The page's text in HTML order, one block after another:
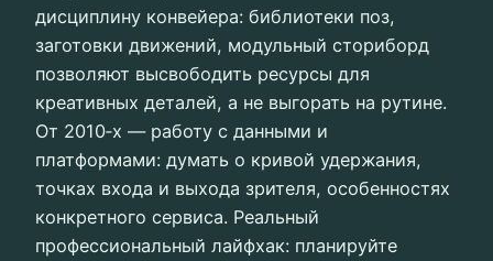
дисциплину конвейера: библиотеки поз,
заготовки движений, модульный сториборд
позволяют высвободить ресурсы для
креативных деталей, а не выгорать на рутине.
От 2010‑х — работу с данными и
платформами: думать о кривой удержания,
точках входа и выхода зрителя, особенностях
конкретного сервиса. Реальный
профессиональный лайфхак: планируйте